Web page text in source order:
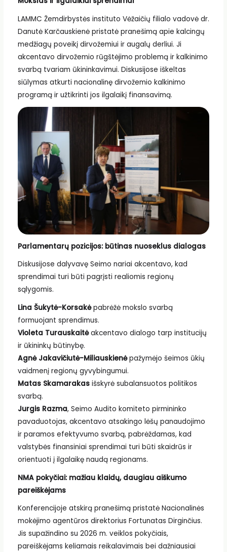
LAMMC Žemdirbystės instituto Vėžaičių filialo vadovė dr.
Danutė Karčauskienė pristatė pranešimą apie kalcingų
medžiagų poveikį dirvožemiui ir augalų derliui. Ji
akcentavo dirvožemio rūgštėjimo problemą ir kalkinimo
svarbą tvariam ūkininkavimui. Diskusijose iškeltas
siūlymas atkurti nacionalinę dirvožemio kalkinimo
programą ir užtikrinti jos ilgalaikį finansavimą.
Parlamentarų pozicijos: būtinas nuoseklus dialogas
Diskusijose dalyvavę Seimo nariai akcentavo, kad
sprendimai turi būti pagrįsti realiomis regionų
sąlygomis.
Lina Šukytė-Korsakėpabrėžė mokslo svarbą
formuojant sprendimus.
Violeta Turauskaitėakcentavo dialogo tarp institucijų
ir ūkininkų būtinybę.
Agnė Jakavičiutė-Miliauskienėpažymėjo šeimos ūkių
vaidmenį regionų gyvybingumui.
Matas Skamarakasišskyrė subalansuotos politikos
svarbą.
Jurgis Razma, Seimo Audito komiteto pirmininko
pavaduotojas, akcentavo atsakingo lėšų panaudojimo
ir paramos efektyvumo svarbą, pabrėždamas, kad
valstybės finansiniai sprendimai turi būti skaidrūs ir
orientuoti į ilgalaikę naudą regionams.
NMA pokyčiai: mažiau klaidų, daugiau aiškumo
pareiškėjams
Konferencijoje atskirą pranešimą pristatė Nacionalinės
mokėjimo agentūros direktorius Fortunatas Dirginčius.
Jis supažindino su 2026 m. veiklos pokyčiais,
pareiškėjams keliamais reikalavimais bei dažniausiai